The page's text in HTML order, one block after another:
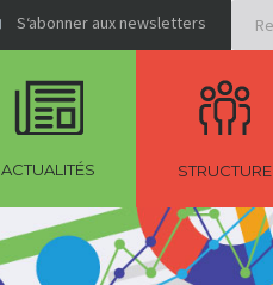
S‘abonner aux newsletters
ACTUALITÉS STRUCTURE